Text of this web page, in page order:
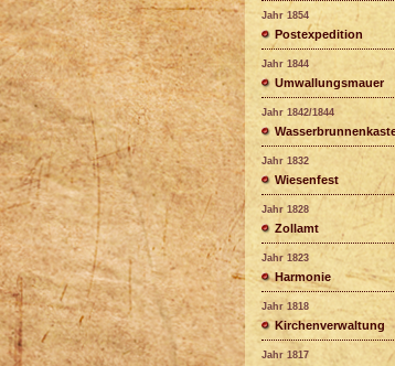
Jahr 1854
Postexpedition
Jahr 1844
Umwallungsmauer
Jahr 1842/1844
Jahr 1832
Wiesenfest
Jahr 1828
Zollamt
Jahr 1823
Harmonie
Jahr 1818
Kirchenverwaltung
Jahr 1817